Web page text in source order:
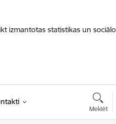
izmantotas statistikas un
Meklēt